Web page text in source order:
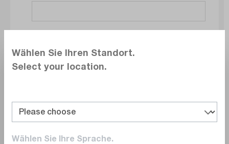
Wählen Sie Ihren Standort.
Select your location.
Wählen Sie Ihre Sprache.